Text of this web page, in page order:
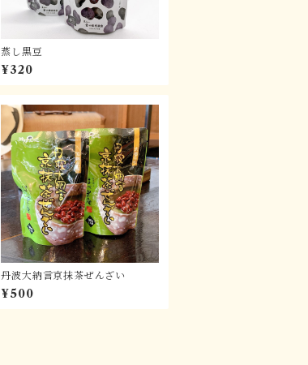
蒸し黒豆
¥320
丹波大納言京抹茶ぜんざい
¥500